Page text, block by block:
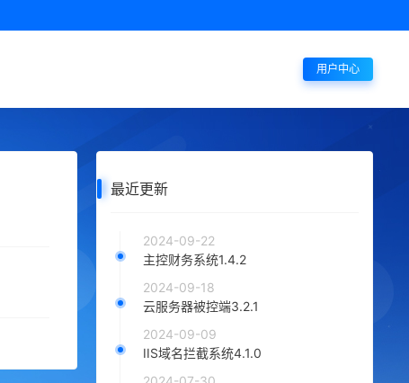
用户中心
最近更新
2024-09-22
主控财务系统1.4.2
2024-09-18
云服务器被控端3.2.1
2024-09-09
IIS域名拦截系统4.1.0